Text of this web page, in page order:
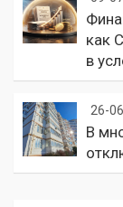
как
в
26-
В